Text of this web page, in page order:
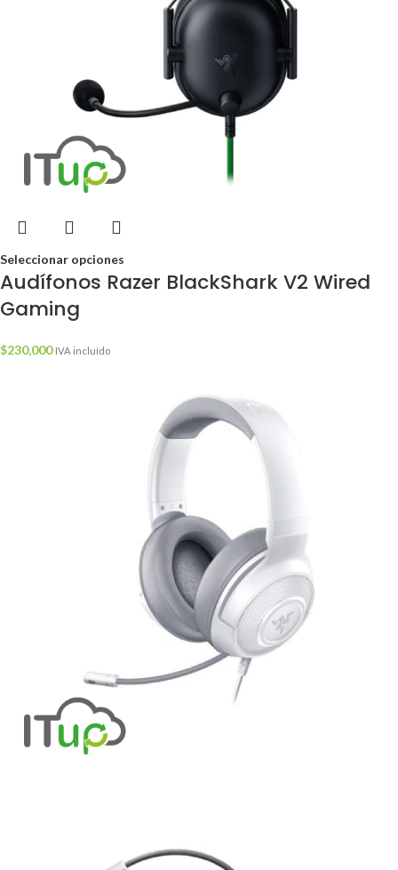
Seleccionar opciones
Audífonos Razer BlackShark V2 Wired
Gaming
$230,000 IVA incluído